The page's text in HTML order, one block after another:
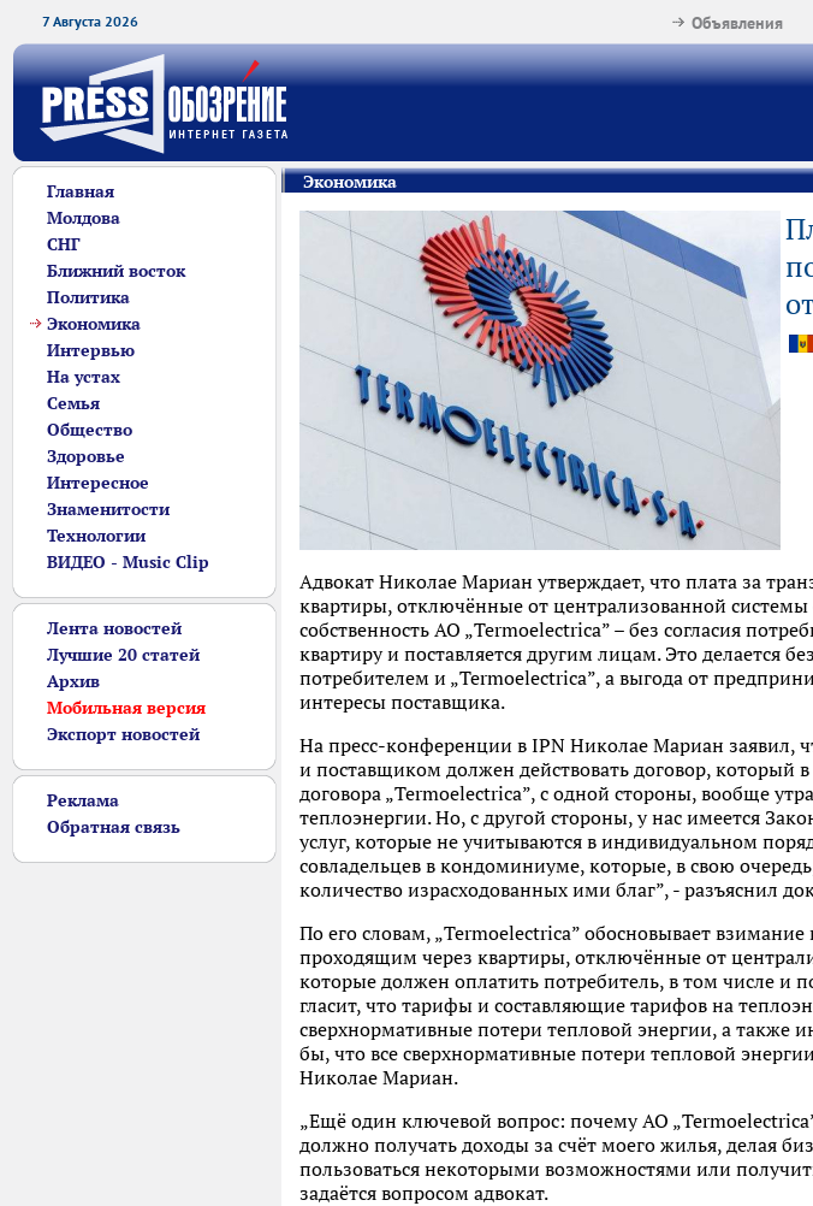
7 Августа 2026 Объявления
Главная
Молдова
СНГ
Ближний восток
Политика
Экономика
Интервью
На устах
Семья
Общество
Здоровье
Интересное
Знаменитости
Технологии
ВИДЕО - Music Clip
Лента новостей
Лучшие 20 статей
Архив
Мобильная версия
Экспорт новостей
Реклама
Обратная связь
Экономика
Адвокат Николае Мариан утверждает, что плата за
квартиры, отключённые от централизованной системы
собственность АО „Termoelectrica” – без согласия
квартиру и поставляется другим лицам. Это делается
потребителем и „Termoelectrica”, а выгода от
интересы поставщика.
На пресс-конференции в IPN Николае Мариан заявил,
и поставщиком должен действовать договор, который в
договора „Termoelectrica”, с одной стороны, вообще
теплоэнергии. Но, с другой стороны, у нас имеется
услуг, которые не учитываются в индивидуальном
совладельцев в кондоминиуме, которые, в свою
количество израсходованных ими благ”, - разъяснил
По его словам, „Termoelectrica” обосновывает
проходящим через квартиры, отключённые от
которые должен оплатить потребитель, в том числе
гласит, что тарифы и составляющие тарифов на
сверхнормативные потери тепловой энергии, а также
бы, что все сверхнормативные потери тепловой
Николае Мариан.
„Ещё один ключевой вопрос: почему АО
должно получать доходы за счёт моего жилья, делая
пользоваться некоторыми возможностями или
задаётся вопросом адвокат.